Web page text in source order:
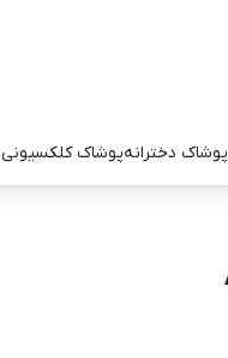
پوشاک دخترانهپوشاک کلکسیونی